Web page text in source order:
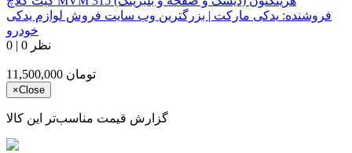
فروشنده: یدکی مارکت | بزرگترین وب سایت فروش لوازم یدکی
خودرو
0 | 0 نظر
11,500,000 تومان
×Close
گزارش قیمت مناسب‌تر این کالا